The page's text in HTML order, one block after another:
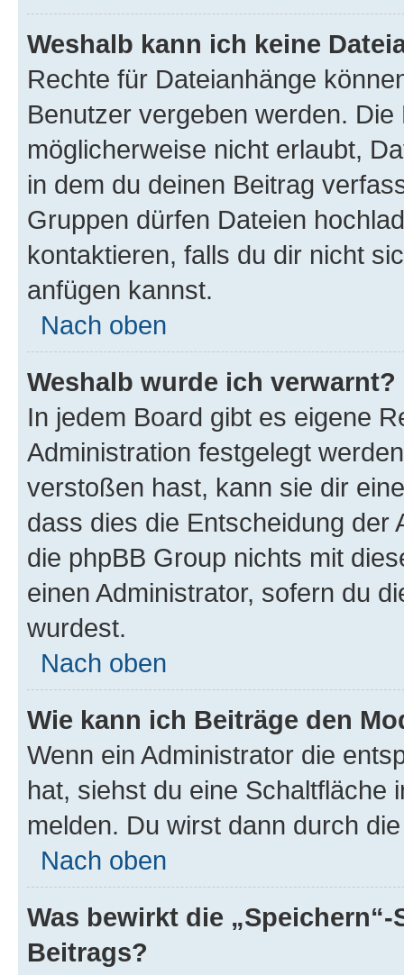
Weshalb kann ich keine
Rechte für Dateianhänge
Benutzer vergeben werden.
möglicherweise nicht erlaubt,
in dem du deinen Beitrag
Gruppen dürfen Dateien
kontaktieren, falls du dir nicht
anfügen kannst.
Nach oben
Weshalb wurde ich verwarnt?
In jedem Board gibt es eigene
Administration festgelegt
verstoßen hast, kann sie dir
dass dies die Entscheidung der
die phpBB Group nichts mit
einen Administrator, sofern du
wurdest.
Nach oben
Wie kann ich Beiträge den
Wenn ein Administrator die
hat, siehst du eine Schaltfläche
melden. Du wirst dann durch
Nach oben
Was bewirkt die
Beitrags?